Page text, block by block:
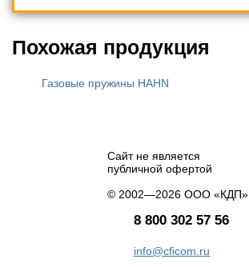
Похожая продукция
Газовые пружины HAHN
Сайт не является
публичной офертой
© 2002—2026 ООО «КДП»
8 800 302 57 56
info@cficom.ru